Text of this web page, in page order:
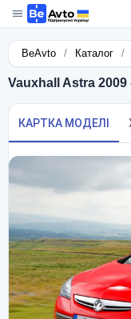
BeAvto / Каталог /
Vauxhall Astra 2009
КАРТКА МОДЕЛІ